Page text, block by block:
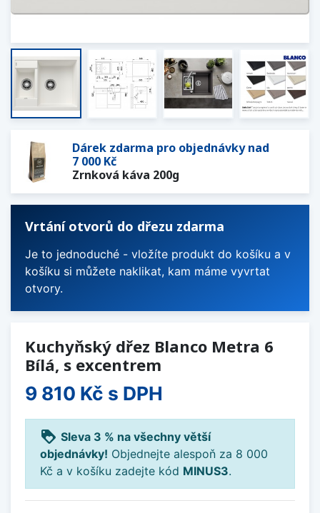
Dárek zdarma pro objednávky nad
7 000 Kč
Zrnková káva 200g
Vrtání otvorů do dřezu zdarma
Je to jednoduché - vložíte produkt do košíku a v
košíku si můžete naklikat, kam máme vyvrtat
otvory.
Kuchyňský dřez Blanco Metra 6
Bílá, s excentrem
9 810 Kč s DPH
loyalty Sleva 3 % na všechny větší
objednávky! Objednejte alespoň za 8 000
Kč a v košíku zadejte kód MINUS3.